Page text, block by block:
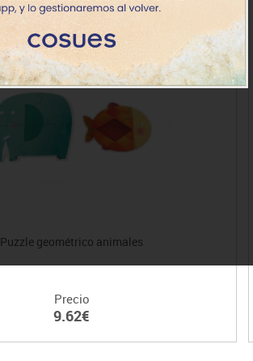
Puzzle geométrico animales
Precio
9.62€